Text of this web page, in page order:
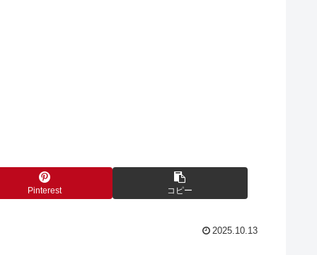
Pinterest コピー
2025.10.13